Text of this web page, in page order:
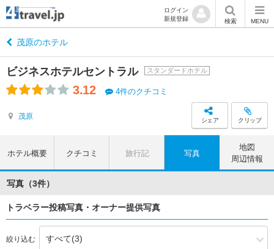
ログイン
新規登録
検索 MENU
茂原のホテル
ビジネスホテルセントラル スタンダードホテル
3.12 4件のクチコミ
茂原 シェア クリップ
ホテル概要 クチコミ 旅行記 写真
地図
周辺情報
写真（3件）
トラベラー投稿写真・オーナー提供写真
絞り込む